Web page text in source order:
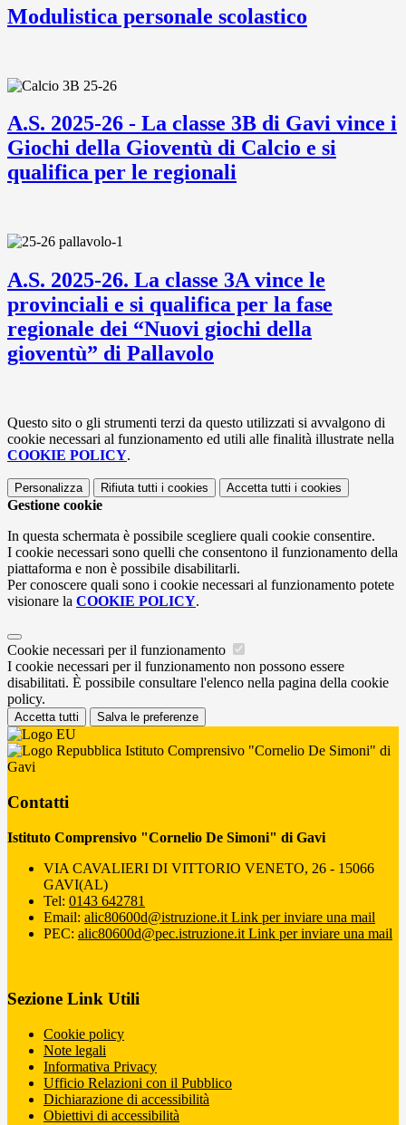
Modulistica personale scolastico
A.S. 2025-26 - La classe 3B di Gavi vince i
Giochi della Gioventù di Calcio e si
qualifica per le regionali
A.S. 2025-26. La classe 3A vince le
provinciali e si qualifica per la fase
regionale dei “Nuovi giochi della
gioventù” di Pallavolo
Questo sito o gli strumenti terzi da questo utilizzati si avvalgono di
cookie necessari al funzionamento ed utili alle finalità illustrate nella
COOKIE POLICY.
Personalizza Rifiuta tutti i cookies Accetta tutti i cookies
Gestione cookie
In questa schermata è possibile scegliere quali cookie consentire.
I cookie necessari sono quelli che consentono il funzionamento della
piattaforma e non è possibile disabilitarli.
Per conoscere quali sono i cookie necessari al funzionamento potete
visionare la COOKIE POLICY.
Cookie necessari per il funzionamento
I cookie necessari per il funzionamento non possono essere
disabilitati. È possibile consultare l'elenco nella pagina della cookie
policy.
Accetta tutti Salva le preferenze
Istituto Comprensivo "Cornelio De Simoni" di
Gavi
Contatti
Istituto Comprensivo "Cornelio De Simoni" di Gavi
VIA CAVALIERI DI VITTORIO VENETO, 26 - 15066
GAVI(AL)
Tel: 0143 642781
Email: alic80600d@istruzione.it Link per inviare una mail
PEC: alic80600d@pec.istruzione.it Link per inviare una mail
Sezione Link Utili
Cookie policy
Note legali
Informativa Privacy
Ufficio Relazioni con il Pubblico
Dichiarazione di accessibilità
Obiettivi di accessibilità